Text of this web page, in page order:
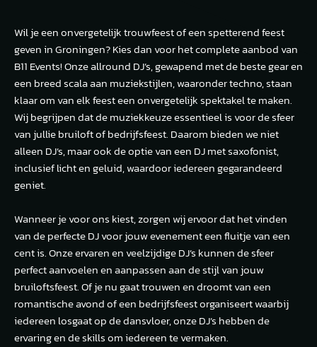
Wil je een onvergetelijk trouwfeest of een spetterend feest
geven in Groningen? Kies dan voor het complete aanbod van
B11 Events! Onze allround DJ’s, gewapend met de beste gear en
een breed scala aan muziekstijlen, waaronder techno, staan
klaar om van elk feest een onvergetelijk spektakel te maken.
Wij begrijpen dat de muziekkeuze essentieel is voor de sfeer
van jullie bruiloft of bedrijfsfeest. Daarom bieden we niet
alleen DJ’s, maar ook de optie van een DJ met saxofonist,
inclusief licht en geluid, waardoor iedereen gegarandeerd
geniet.
Wanneer je voor ons kiest, zorgen wij ervoor dat het vinden
van de perfecte DJ voor jouw evenement een fluitje van een
cent is. Onze ervaren en veelzijdige DJ’s kunnen de sfeer
perfect aanvoelen en aanpassen aan de stijl van jouw
bruiloftsfeest. Of je nu gaat trouwen en droomt van een
romantische avond of een bedrijfsfeest organiseert waarbij
iedereen losgaat op de dansvloer, onze DJ’s hebben de
ervaring en de skills om iedereen te vermaken.